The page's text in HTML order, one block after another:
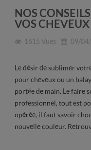
NOS
VOS CHEVEUX
1615 Vues 09/
Le désir de sublimer
pour cheveux ou un
portée de main. Le faire
professionnel, tout est
opérée, il faut savoir
nouvelle couleur.